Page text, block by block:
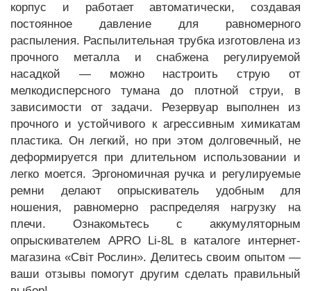
корпус и работает автоматически, создавая
постоянное давление для равномерного
распыления. Распылительная трубка изготовлена из
прочного металла и снабжена регулируемой
насадкой — можно настроить струю от
мелкодисперсного тумана до плотной струи, в
зависимости от задачи. Резервуар выполнен из
прочного и устойчивого к агрессивным химикатам
пластика. Он легкий, но при этом долговечный, не
деформируется при длительном использовании и
легко моется. Эргономичная ручка и регулируемые
ремни делают опрыскиватель удобным для
ношения, равномерно распределяя нагрузку на
плечи. Ознакомьтесь с аккумуляторным
опрыскивателем APRO Li-8L в каталоге интернет-
магазина «Світ Рослин». Делитесь своим опытом —
ваши отзывы помогут другим сделать правильный